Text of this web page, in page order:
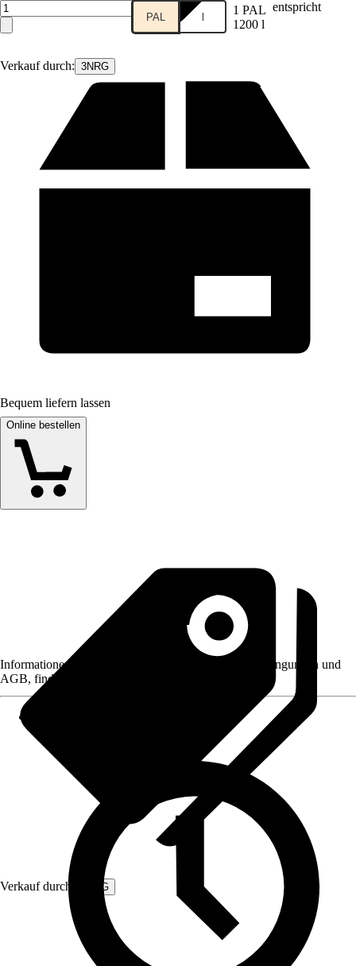
Verkauf durch: 3NRG
PAL l 1 PAL entspricht
1200 l
Bequem liefern lassen
Online bestellen
Verkauf durch: 3NRG
Informationen des Verkäufers, wie z. B. Rückgabebedingungen und
AGB, finden Sie bei Klick auf den Verkäufernamen.